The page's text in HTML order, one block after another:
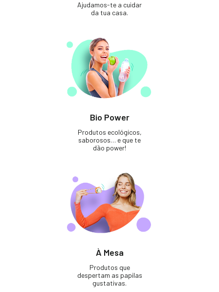
Ajudamos-te a cuidar
da tua casa.
Bio Power
Produtos ecológicos,
saborosos… e que te
dão power!
À Mesa
Produtos que
despertam as papilas
gustativas.